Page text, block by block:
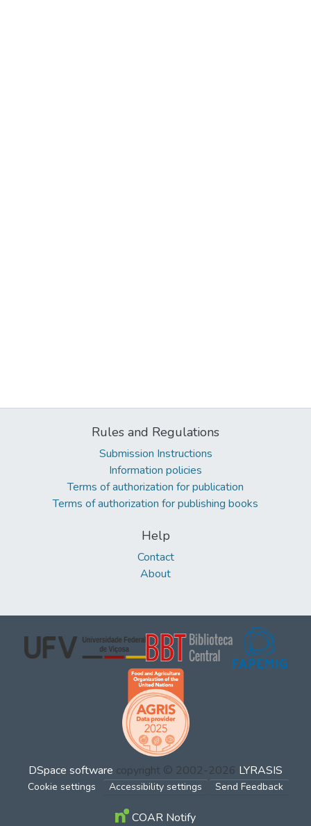
Rules and Regulations
Submission Instructions
Information policies
Terms of authorization for publication
Terms of authorization for publishing books
Help
Contact
About
DSpace software copyright © 2002-2026 LYRASIS
Cookie settings Accessibility settings Send Feedback
COAR Notify